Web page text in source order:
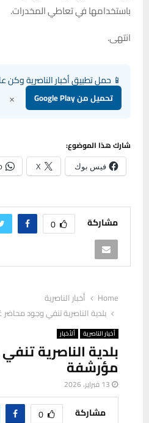
باستخدامها في تعاطي المخدرات.
انتهى.
📱 حمل تطبيق أخبار الناصرية وكن
تحميل من Google Play ×
شارك هذا الموضوع:
فيس بوك X
مشاركة 0
Home
أخبار الناصرية
بلدية الناصرية تنفي وجود
أخبار الناصرية ألأخبار
بلدية الناصرية
مؤرشفة
13 فبراير، 2026
مشاركة 0